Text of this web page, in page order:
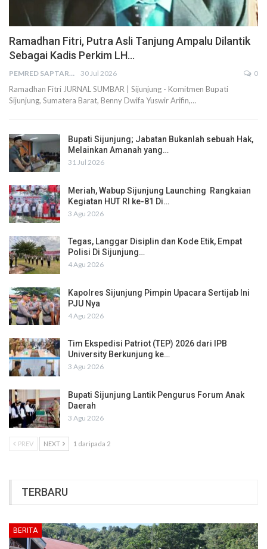
Ramadhan Fitri, Putra Asli Tanjung Ampalu Dilantik
Sebagai Kadis Perkim LH…
PEMRED SAPTARIUS 30 Jul 2026 0
Ramadhan Fitri JURNAL SUMBAR | Sijunjung - Komitmen Bupati
Sijunjung, Sumatera Barat, Benny Dwifa Yuswir Arifin,…
Bupati Sijunjung; Jabatan Bukanlah sebuah Hak,
Melainkan Amanah yang…
31 Jul 2026
Meriah, Wabup Sijunjung Launching Rangkaian
Kegiatan HUT RI ke-81 Di…
3 Agu 2026
Tegas, Langgar Disiplin dan Kode Etik, Empat
Polisi Di Sijunjung…
4 Agu 2026
Kapolres Sijunjung Pimpin Upacara Sertijab Ini
PJU Nya
4 Agu 2026
Tim Ekspedisi Patriot (TEP) 2026 dari IPB
University Berkunjung ke…
3 Agu 2026
Bupati Sijunjung Lantik Pengurus Forum Anak
Daerah
3 Agu 2026
PREV NEXT 1 daripada 2
TERBARU
BERITA